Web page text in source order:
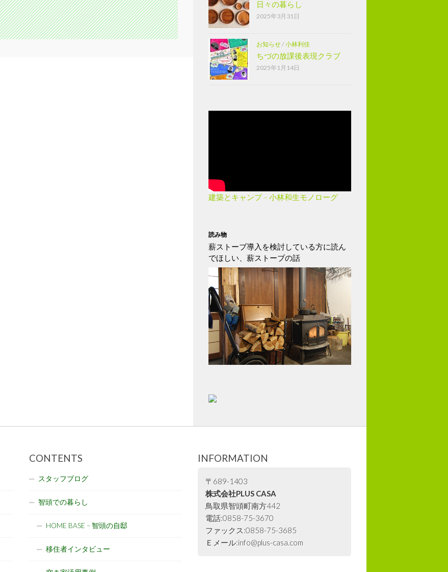
日々の暮らし
2025年3月31日
お知らせ/小林利佳
ちづの放課後表現クラブ
2025年1月14日
建築とキャンプ – 小林和生モノローグ
読み物
薪ストーブ導入を検討している方に読ん
でほしい、薪ストーブの話
CONTENTS
スタッフブログ
智頭での暮らし
HOME BASE – 智頭の自邸
移住者インタビュー
INFORMATION
〒689-1403
株式会社PLUS CASA
鳥取県智頭町南方442
電話:0858-75-3670
ファックス:0858-75-3685
Ｅメール:info@plus-casa.com